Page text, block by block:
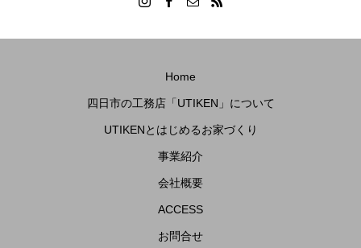
Home
四日市の工務店「UTIKEN」について
UTIKENとはじめるお家づくり
事業紹介
会社概要
ACCESS
お問合せ